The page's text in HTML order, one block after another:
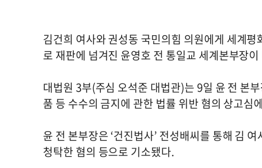
김건희 여사와 권성동 국민의힘 의원에게 세계
로 재판에 넘겨진 윤영호 전 통일교 세계본부장
대법원 3부(주심 오석준 대법관)는 9일 윤 전 본
품 등 수수의 금지에 관한 법률 위반 혐의 상고
윤 전 본부장은 ‘건진법사’ 전성배씨를 통해 김
청탁한 혐의 등으로 기소됐다.